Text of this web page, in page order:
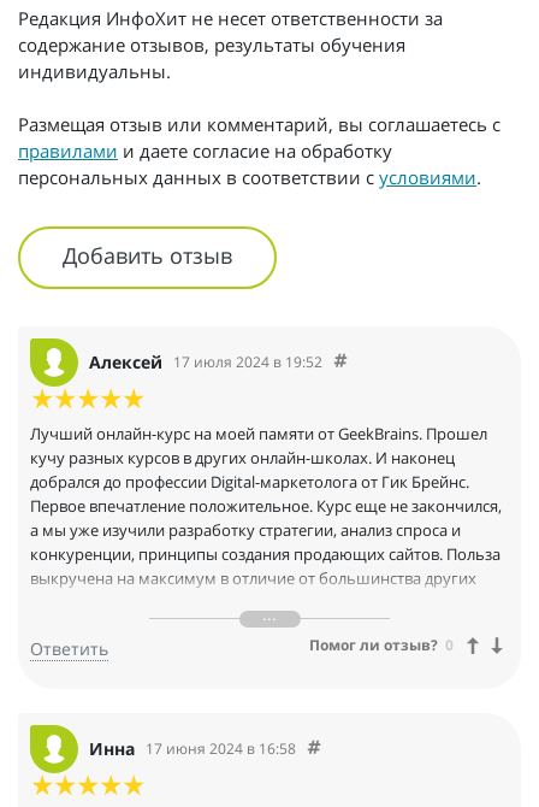
Редакция ИнфоХит не несет ответственности за
содержание отзывов, результаты обучения
индивидуальны.
Размещая отзыв или комментарий, вы соглашаетесь с
правилами и даете согласие на обработку
персональных данных в соответствии с условиями.
Добавить отзыв
Алексей 17 июля 2024 в 19:52
Лучший онлайн-курс на моей памяти от GeekBrains. Прошел
кучу разных курсов в других онлайн-школах. И наконец
добрался до профессии Digital-маркетолога от Гик Брейнс.
Первое впечатление положительное. Курс еще не закончился,
а мы уже изучили разработку стратегии, анализ спроса и
конкуренции, принципы создания продающих сайтов. Польза
выкручена на максимум в отличие от большинства других
научили работе Яндекс.Директа. Давно хотел освоить, но руки
никак не доходили. Дальше в рамках курса мы еще изучим
обучением занимаются такие опытные преподаватели, как
Федор Гребенников и Данила Терсков. Очень нравится подача
материала и обратная связь.
Ответить Помог ли отзыв? 0
Инна 17 июня 2024 в 16:58